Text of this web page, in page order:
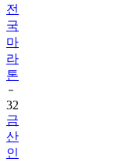
전
국
마
라
톤
32
금
산
인